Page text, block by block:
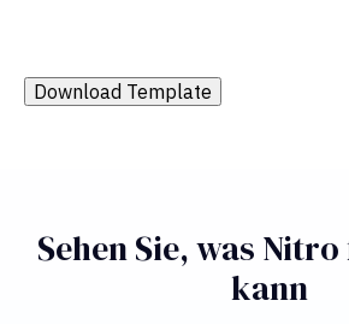
Download Template
Sehen Sie, was
kann